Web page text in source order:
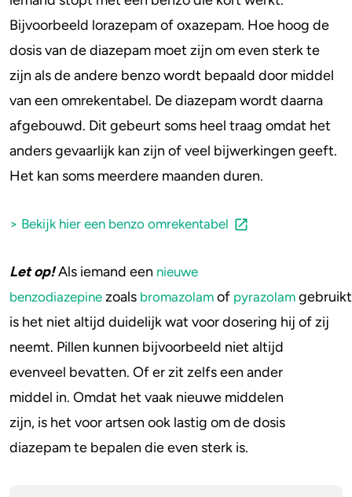
Bijvoorbeeld lorazepam of oxazepam. Hoe hoog de
dosis van de diazepam moet zijn om even sterk te
zijn als de andere benzo wordt bepaald door middel
van een omrekentabel. De diazepam wordt daarna
afgebouwd. Dit gebeurt soms heel traag omdat het
anders gevaarlijk kan zijn of veel bijwerkingen geeft.
Het kan soms meerdere maanden duren.
> Bekijk hier een benzo omrekentabel
Let op!Als iemand een nieuwe
benzodiazepine zoals bromazolam of pyrazolam
is het niet altijd duidelijk wat voor dosering hij of zij
neemt. Pillen kunnen bijvoorbeeld niet altijd
evenveel bevatten. Of er zit zelfs een ander
middel in. Omdat het vaak nieuwe middelen
zijn, is het voor artsen ook lastig om de dosis
diazepam te bepalen die even sterk is.